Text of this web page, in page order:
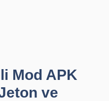
Mod APK
ve